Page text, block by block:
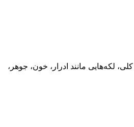
لکه‌هایی مانند ادرار، خون، جوهر،